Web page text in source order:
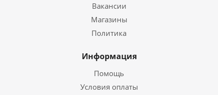
Вакансии
Магазины
Политика
Информация
Помощь
Условия оплаты